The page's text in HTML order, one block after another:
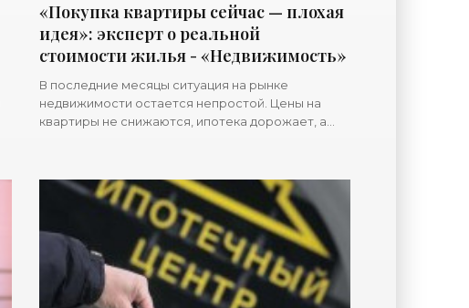
«Покупка квартиры сейчас — плохая
идея»: эксперт о реальной
стоимости жилья - «Недвижимость»
В последние месяцы ситуация на рынке
недвижимости остается непростой. Цены на
квартиры не снижаются, ипотека дорожает, а